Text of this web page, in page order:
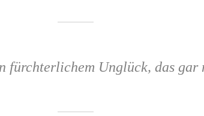
fürchterlichem Unglück, das gar